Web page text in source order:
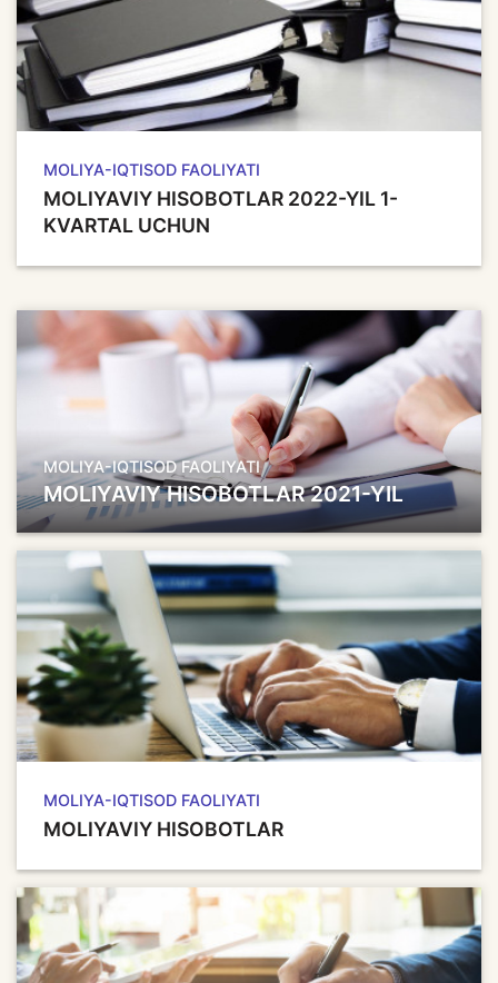
MOLIYA-IQTISOD FAOLIYATI
MOLIYAVIY HISOBOTLAR 2022-YIL 1-
KVARTAL UCHUN
MOLIYA-IQTISOD FAOLIYATI
MOLIYAVIY HISOBOTLAR 2021-YIL
MOLIYA-IQTISOD FAOLIYATI
MOLIYAVIY HISOBOTLAR